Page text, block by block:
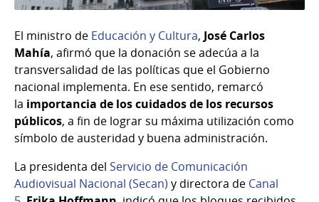
El ministro de Educación y Cultura, José Carlos
Mahía, afirmó que la donación se adecúa a la
transversalidad de las políticas que el Gobierno
nacional implementa. En ese sentido, remarcó
la importancia de los cuidados de los recursos
públicos, a fin de lograr su máxima utilización como
símbolo de austeridad y buena administración.
La presidenta del Servicio de Comunicación
Audiovisual Nacional (Secan) y directora de Canal